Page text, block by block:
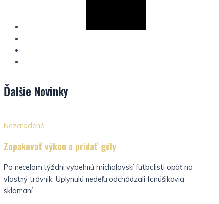
Ďalšie Novinky
Nezaradené
Zopakovať výkon a pridať góly
Po necelom týždni vybehnú michalovskí futbalisti opäť na
vlastný trávnik. Uplynulú nedeľu odchádzali fanúšikovia
sklamaní...